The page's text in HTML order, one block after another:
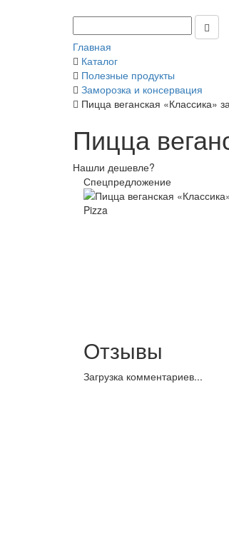
Главная
Каталог
Полезные продукты
Заморозка и консервация
Пицца веганская «Классика»
Пицца
Нашли дешевле?
Спецпредложение
Отзывы
Загрузка комментариев...